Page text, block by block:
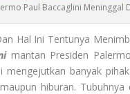
Paul Baccaglini Meninggal
Hal Ini Tentunya
mantan Presiden
banyak
hiburan.